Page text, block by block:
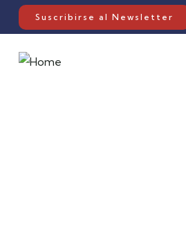
Suscribirse al Newsletter